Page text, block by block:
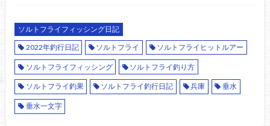
ソルトフライフィッシング日記
2022年釣行日記
ソルトフライ ソルトフライヒットルアー
ソルトフライフィッシング ソルトフライ釣り方
ソルトフライ釣果 ソルトフライ釣行日記 兵庫 垂水
垂水一文字